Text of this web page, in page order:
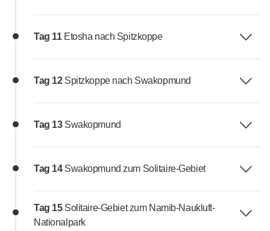
Tag 11 Etosha nach Spitzkoppe
Tag 12 Spitzkoppe nach Swakopmund
Tag 13 Swakopmund
Tag 14 Swakopmund zum Solitaire-Gebiet
Tag 15 Solitaire-Gebiet zum Namib-Naukluft-
Nationalpark